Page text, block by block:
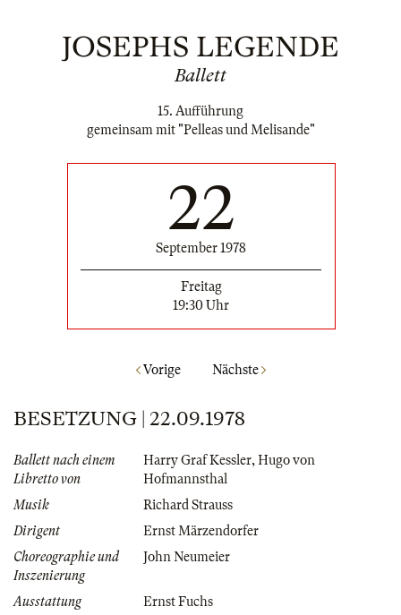
JOSEPHS LEGENDE
Ballett
15. Aufführung
gemeinsam mit "Pelleas und Melisande"
22
September 1978
Freitag
19:30 Uhr
Vorige Nächste
BESETZUNG | 22.09.1978
Ballett nach einem
Libretto von
Harry Graf Kessler, Hugo von
Hofmannsthal
Musik
Richard Strauss
Dirigent
Ernst Märzendorfer
Choreographie und
Inszenierung
John Neumeier
Ausstattung
Ernst Fuchs